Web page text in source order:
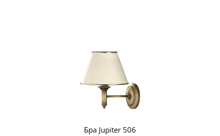
Бра Jupiter 506